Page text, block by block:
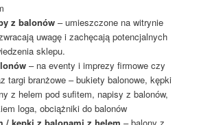
z balonów– umieszczone na witrynie
uwagę i zachęcają potencjalnych
sklepu.
– na eventy i imprezy firmowe czy
targi branżowe – bukiety balonowe, kępki
z helem pod sufitem, napisy z balonów,
loga, obciążniki do balonów
/ kępki z balonami z helem – balony z